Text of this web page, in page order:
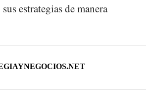
estrategias de manera